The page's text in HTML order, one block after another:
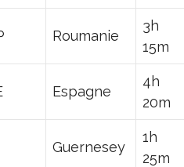
Roumanie
3h
15m
Espagne
4h
20m
Guernesey
1h
25m